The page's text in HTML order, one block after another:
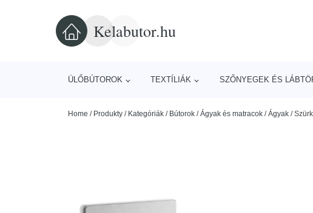
Kelabutor.hu
ÜLŐBÚTOROK TEXTÍLIÁK SZŐNYEGEK ÉS
Home / Produkty / Kategóriák / Bútorok /Ágyak és matracok /Ágyak /